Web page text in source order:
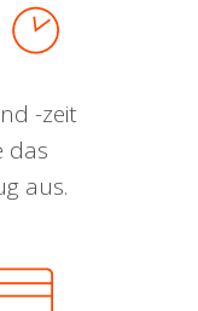
-zeit
das
aus.